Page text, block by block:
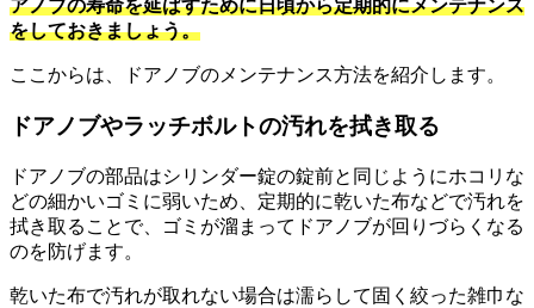
アノブの寿命を延ばすために日頃から定期的にメンテナンス
をしておきましょう。
ここからは、ドアノブのメンテナンス方法を紹介します。
ドアノブやラッチボルトの汚れを拭き取る
ドアノブの部品はシリンダー錠の錠前と同じようにホコリな
どの細かいゴミに弱いため、定期的に乾いた布などで汚れを
拭き取ることで、ゴミが溜まってドアノブが回りづらくなる
のを防げます。
乾いた布で汚れが取れない場合は濡らして固く絞った雑巾な